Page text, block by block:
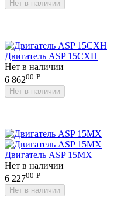
Нет в наличии
Двигатель ASP 15CXH
Нет в наличии
6 86200 Р
Нет в наличии
Двигатель ASP 15MX
Нет в наличии
6 22700 Р
Нет в наличии